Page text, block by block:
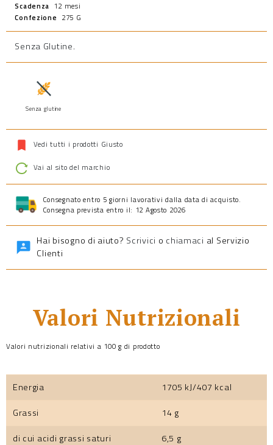
Scadenza 12 mesi
Confezione 275 G
Senza Glutine.
Senza glutine
Vedi tutti i prodotti Giusto
Vai al sito del marchio
Consegnato entro 5 giorni lavorativi dalla data di acquisto.
Consegna prevista entro il: 12 Agosto 2026
Hai bisogno di aiuto? Scrivici o chiamaci al Servizio
Clienti
Valori Nutrizionali
Valori nutrizionali relativi a 100 g di prodotto
Energia
1705 kJ/407 kcal
Grassi
14 g
di cui acidi grassi saturi
6,5 g